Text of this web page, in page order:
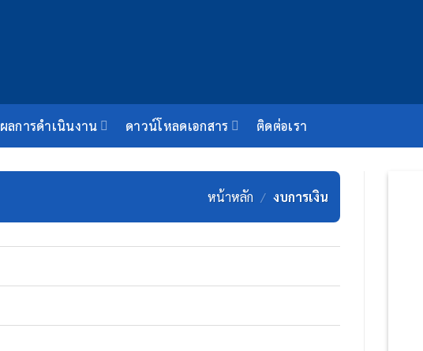
ผลการดำเนินงาน ดาวน์โหลดเอกสาร ติดต่อเรา
หน้าหลัก / งบการเงิน